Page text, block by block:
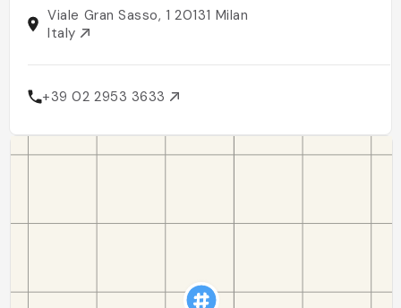
Viale Gran Sasso, 1 20131 Milan
Italy
+39 02 2953 3633